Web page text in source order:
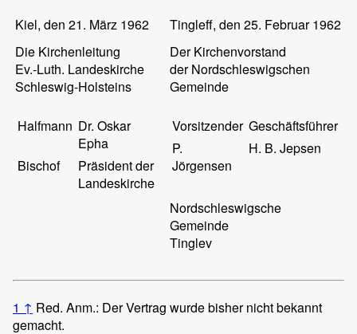
Kiel, den 21. März 1962
Tingleff, den 25. Februar 1962
Die Kirchenleitung
Ev.-Luth. Landeskirche
Schleswig-Holsteins
Der Kirchenvorstand
der Nordschleswigschen
Gemeinde
Halfmann Dr. Oskar
Epha
Bischof
Präsident der
Landeskirche
Vorsitzender Geschäftsführer
P.
Jörgensen
H. B. Jepsen
Nordschleswigsche
Gemeinde
Tinglev
1 ↑ Red. Anm.: Der Vertrag wurde bisher nicht bekannt
gemacht.